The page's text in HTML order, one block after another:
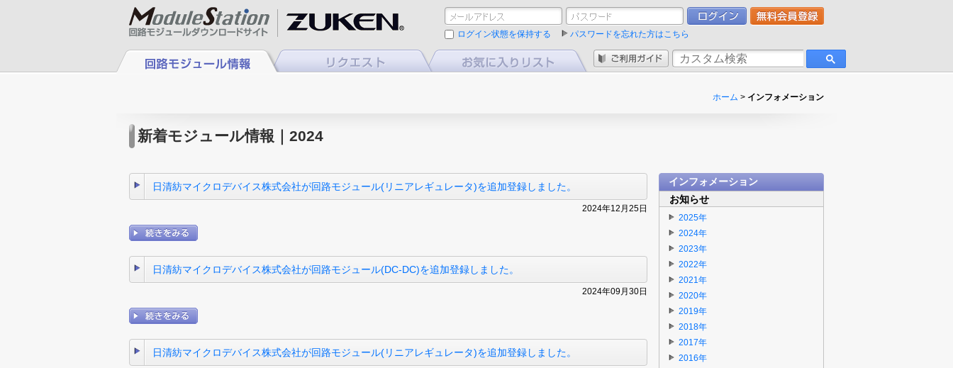
ログイン状態を保持する パスワードを忘れた方はこちら
ホーム > インフォメーション
新着モジュール情報｜2024
日清紡マイクロデバイス株式会社が回路モジュール(リニアレギュレータ)を追加登録しました。
2024年12月25日
日清紡マイクロデバイス株式会社が回路モジュール(DC-DC)を追加登録しました。
2024年09月30日
日清紡マイクロデバイス株式会社が回路モジュール(リニアレギュレータ)を追加登録しました。
インフォメーション
お知らせ
2025年
2024年
2023年
2022年
2021年
2020年
2019年
2018年
2017年
2016年